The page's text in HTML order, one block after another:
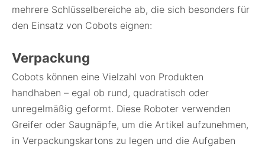
mehrere Schlüsselbereiche ab, die sich besonders für
den Einsatz von Cobots eignen:
Verpackung
Cobots können eine Vielzahl von Produkten
handhaben – egal ob rund, quadratisch oder
unregelmäßig geformt. Diese Roboter verwenden
Greifer oder Saugnäpfe, um die Artikel aufzunehmen,
in Verpackungskartons zu legen und die Aufgaben